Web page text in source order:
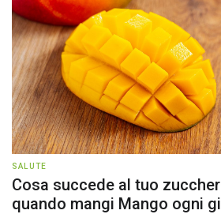
SALUTE
Cosa succede al tuo
quando mangi Mango ogni